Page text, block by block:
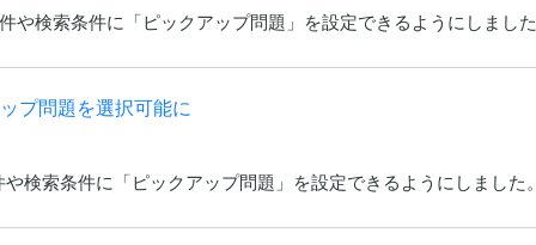
検索条件に「ピックアップ問題」を設定できるようにしま
プ問題を選択可能に
検索条件に「ピックアップ問題」を設定できるようにしまし